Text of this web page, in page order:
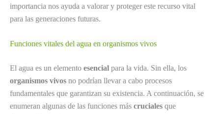
importancia nos ayuda a valorar y proteger este recurso vital
para las generaciones futuras.
Funciones vitales del agua en organismos vivos
El agua es un elemento esencial para la vida. Sin ella, los
organismos vivos no podrían llevar a cabo procesos
fundamentales que garantizan su existencia. A continuación, se
enumeran algunas de las funciones más cruciales que